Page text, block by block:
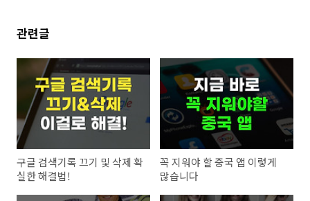
관련글
구글 검색기록 끄기 및 삭제 확
실한 해결법!
꼭 지워야 할 중국 앱 이렇게
많습니다